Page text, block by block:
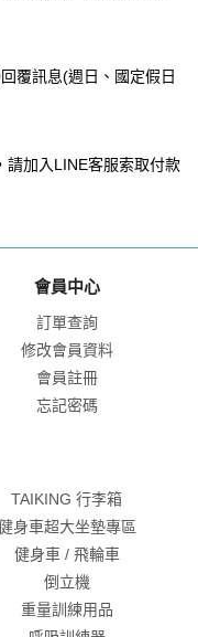
覆訊息(週日、國定假日
請加入LINE客服索取付款
會員中心
訂單查詢
修改會員資料
會員註冊
忘記密碼
TAIKING 行李箱
身車超大坐墊專區
健身車 / 飛輪車
倒立機
重量訓練用品